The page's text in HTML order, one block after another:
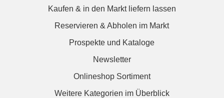
Kaufen & in den Markt liefern lassen
Reservieren & Abholen im Markt
Prospekte und Kataloge
Newsletter
Onlineshop Sortiment
Weitere Kategorien im Überblick